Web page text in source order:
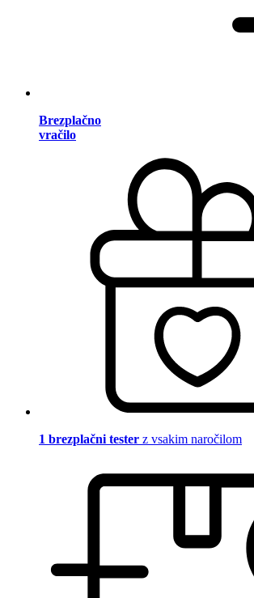
Brezplačno
vračilo
1 brezplačni tester z vsakim naročilom